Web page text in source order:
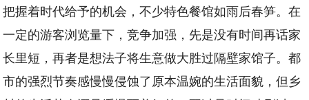
把握着时代给予的机会，不少特色餐馆如雨后春笋。在
一定的游客浏览量下，竞争加强，先是没有时间再话家
长里短，再者是想法子将生意做大胜过隔壁家馆子。都
市的强烈节奏感慢慢侵蚀了原本温婉的生活面貌，但乡